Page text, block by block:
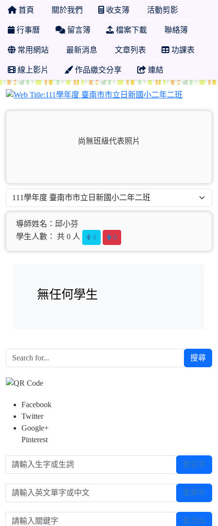
首頁 關於我們 收支簿 活動剪影
行事曆 留言簿 檔案下載 聯絡簿
常用網站 最新消息 文章列表 功課表
線上影片 作品繳交分享 連結
尚無班級代表照片
導師姓名：邱小芬
學生人數： 共 0 人
0 0
無任何學生
搜尋
Facebook
Twitter
Google+
Pinterest
請輸入生字或生詞 查生字
請輸入英文單字或中文 查單字
請輸入關鍵字 查百科